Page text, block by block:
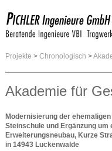
Projekte > Chronologisch >
Akademie für
Modernisierung der ehemaligen
Steinschule und Ergänzung um
Erweiterungsneubau, Kurze
in 14943 Luckenwalde